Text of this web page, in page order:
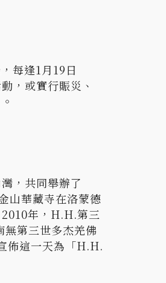
每逢1月19日
，或實行賑災、
，共同舉辦了
山華藏寺在洛蒙德
年，H.H.第三
第三世多杰羌佛
佈這一天為「H.H.